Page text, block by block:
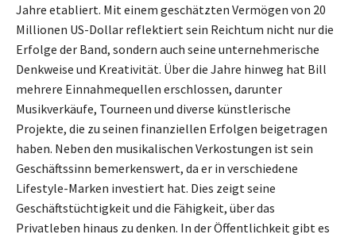
Jahre etabliert. Mit einem geschätzten Vermögen von 20
Millionen US-Dollar reflektiert sein Reichtum nicht nur die
Erfolge der Band, sondern auch seine unternehmerische
Denkweise und Kreativität. Über die Jahre hinweg hat Bill
mehrere Einnahmequellen erschlossen, darunter
Musikverkäufe, Tourneen und diverse künstlerische
Projekte, die zu seinen finanziellen Erfolgen beigetragen
haben. Neben den musikalischen Verkostungen ist sein
Geschäftssinn bemerkenswert, da er in verschiedene
Lifestyle-Marken investiert hat. Dies zeigt seine
Geschäftstüchtigkeit und die Fähigkeit, über das
Privatleben hinaus zu denken. In der Öffentlichkeit gibt es